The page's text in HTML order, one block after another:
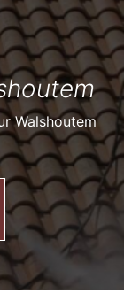
Walshoutem